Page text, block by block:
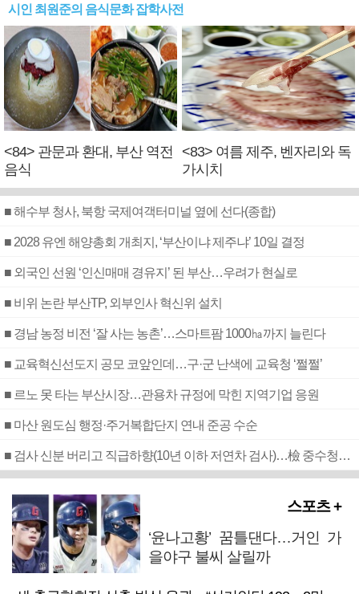
시인 최원준의 음식문화 잡학사전
<84> 관문과 환대, 부산 역전
음식
<83> 여름 제주, 벤자리와 독
가시치
■ 해수부 청사, 북항 국제여객터미널 옆에 선다(종합)
■ 2028 유엔 해양총회 개최지, ‘부산이냐 제주냐’ 10일 결정
■ 외국인 선원 ‘인신매매 경유지’ 된 부산…우려가 현실로
■ 비위 논란 부산TP, 외부인사 혁신위 설치
■ 경남 농정 비전 ‘잘 사는 농촌’…스마트팜 1000㏊까지 늘린다
■ 교육혁신선도지 공모 코앞인데…구·군 난색에 교육청 ‘쩔쩔’
■ 르노 못 타는 부산시장…관용차 규정에 막힌 지역기업 응원
■ 마산 원도심 행정·주거복합단지 연내 준공 수순
■ 검사 신분 버리고 직급하향(10년 이하 저연차 검사)…檢 중수청행 기피
스포츠 +
‘윤나고황’ 꿈틀댄다…거인 가
을야구 불씨 살릴까